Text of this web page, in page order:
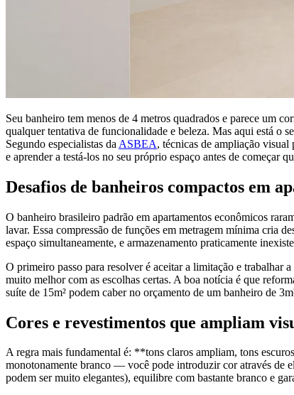
Seu banheiro tem menos de 4 metros quadrados e parece um
qualquer tentativa de funcionalidade e beleza. Mas aqui está o
Segundo especialistas da ASBEA, técnicas de ampliação
e aprender a testá-los no seu próprio espaço antes de começar
Desafios de banheiros compactos em
O banheiro brasileiro padrão em apartamentos econômicos
lavar. Essa compressão de funções em metragem mínima cria
espaço simultaneamente, e armazenamento praticamente
O primeiro passo para resolver é aceitar a limitação e
muito melhor com as escolhas certas. A boa notícia é que
suíte de 15m² podem caber no orçamento de um banheiro de
Cores e revestimentos que ampliam
A regra mais fundamental é: **tons claros ampliam, tons
monotonamente branco — você pode introduzir cor através de
podem ser muito elegantes), equilibre com bastante branco e